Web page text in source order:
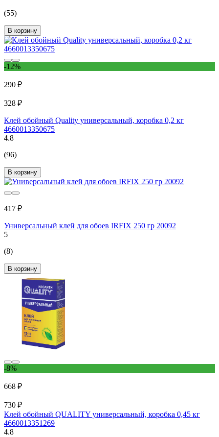
(55)
В корзину
-12%
290 ₽
328 ₽
Клей обойный Quality универсальный, коробка 0,2 кг
4660013350675
4.8
(96)
В корзину
417 ₽
Универсальный клей для обоев IRFIX 250 гр 20092
5
(8)
В корзину
-8%
668 ₽
730 ₽
Клей обойный QUALITY универсальный, коробка 0,45 кг
4660013351269
4.8